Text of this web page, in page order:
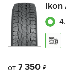
Ikon
от 7 350 ₽